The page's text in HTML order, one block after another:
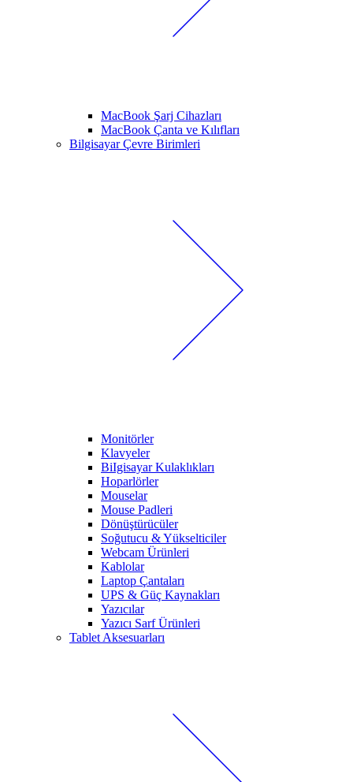
MacBook Şarj Cihazları
MacBook Çanta ve Kılıfları
Bilgisayar Çevre Birimleri
Monitörler
Klavyeler
BiIgisayar Kulaklıkları
Hoparlörler
Mouselar
Mouse Padleri
Dönüştürücüler
Soğutucu & Yükselticiler
Webcam Ürünleri
Kablolar
Laptop Çantaları
UPS & Güç Kaynakları
Yazıcılar
Yazıcı Sarf Ürünleri
Tablet Aksesuarları